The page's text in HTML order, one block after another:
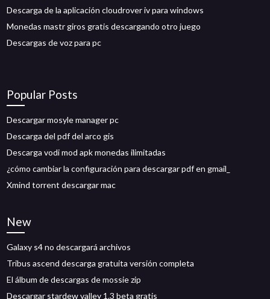
Descarga de la aplicación cloudrover iv para windows
Monedas mastr giros gratis descargando otro juego
Descargas de voz para pc
Popular Posts
Descargar mosyle manager pc
Descarga del pdf del arco gis
Descarga vodi mod apk monedas ilimitadas
¿cómo cambiar la configuración para descargar pdf en gmail_
Xmind torrent descargar mac
New
Galaxy s4 no descargará archivos
Tribus ascend descarga gratuita versión completa
El álbum de descargas de mossie zip
Descargar stardew valley 1.3 beta gratis